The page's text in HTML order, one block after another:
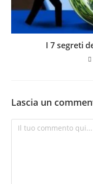
I 7 segreti
Lascia un